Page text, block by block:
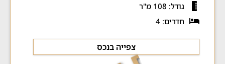
גודל: 108 מ"ר
חדרים: 4
צפייה בנכס